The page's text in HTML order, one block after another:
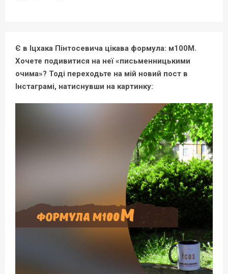
Є в Іцхака Пінтосевича цікава формула: м100М.
Хочете подивитися на неї «письменницькими
очима»? Тоді переходьте на мій новий пост в
Інстаграмі, натиснувши на картинку: